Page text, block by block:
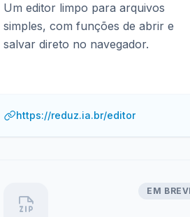
Um editor limpo para arquivos
simples, com funções de abrir e
salvar direto no navegador.
https://reduz.ia.br/editor
EM